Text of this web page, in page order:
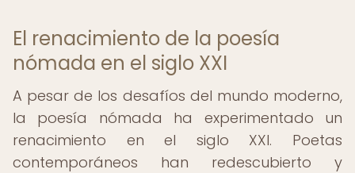
El renacimiento de la poesía
nómada en el siglo XXI
A pesar de los desafíos del mundo moderno,
la poesía nómada ha experimentado un
renacimiento en el siglo XXI. Poetas
contemporáneos han redescubierto y